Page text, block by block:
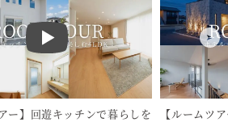
ー】回遊キッチンで暮らしを
【ルームツ